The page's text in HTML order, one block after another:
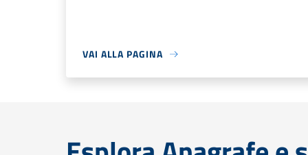
VAI ALLA PAGINA